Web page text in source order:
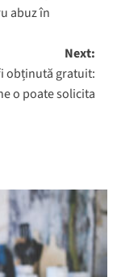
abuz în
Next:
obținută gratuit:
o poate solicita